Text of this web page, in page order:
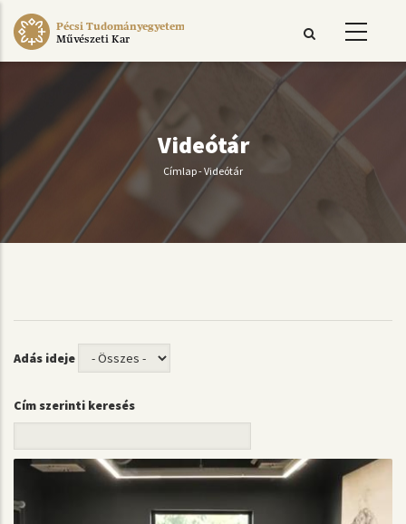
Ugrás
Pécsi Tudományegyetem
Művészeti Kar
Videótár
Morzsa
Címlap-Videótár
Adás ideje
Cím szerinti keresés